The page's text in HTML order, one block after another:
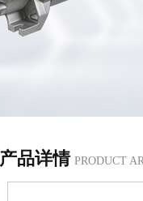
产品详情 PRODUCT